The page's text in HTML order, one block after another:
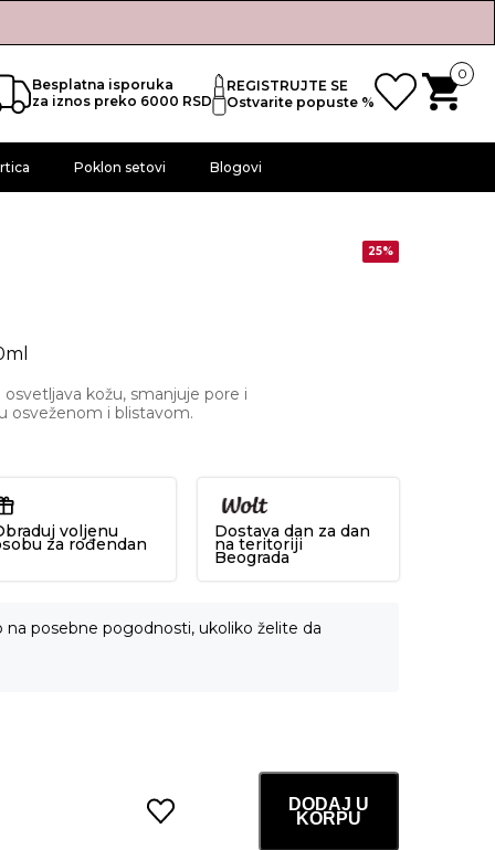
Besplatna isporuka
za iznos preko 6000 RSD
REGISTRUJTE SE
Ostvarite popuste %
0
Poklon setovi Blogovi
25%
kožu, smanjuje pore i
osveženom i blistavom.
voljenu
za rođendan
Dostava dan za dan
na teritoriji
Beograda
na posebne pogodnosti, ukoliko želite da
DODAJ U
KORPU